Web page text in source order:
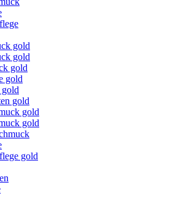
gold
gold
gold
gold
gold
gold
gold
gold
gold